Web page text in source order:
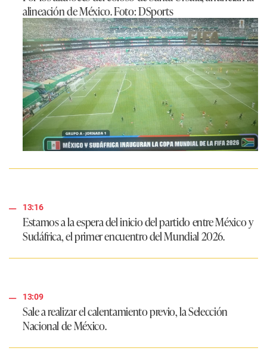
alineación de México. Foto: DSports
13:16
Estamos a la espera del inicio del partido entre México y
Sudáfrica, el primer encuentro del Mundial 2026.
13:09
Sale a realizar el calentamiento previo, la Selección
Nacional de México.